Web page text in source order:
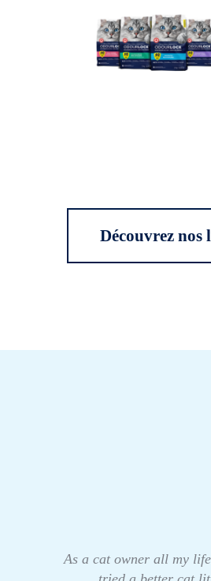
Découvrez nos
As a cat owner all my